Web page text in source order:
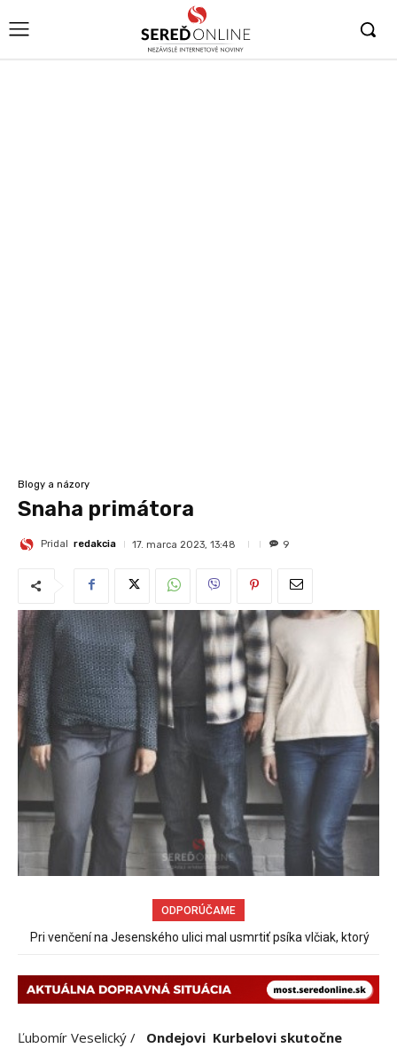
Blogy a názory
Snaha primátora
Pridal redakcia 17. marca 2023, 13:48 9
ODPORÚČAME
Pri venčení na Jesenského ulici mal usmrtiť psíka vlčiak, ktorý
Ľubomír Veselický / Ondejovi Kurbelovi skutočne